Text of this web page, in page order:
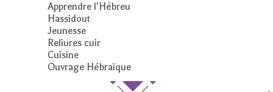
Apprendre l’Hébreu
Hassidout
Jeunesse
Reliures cuir
Cuisine
Ouvrage Hébraïque